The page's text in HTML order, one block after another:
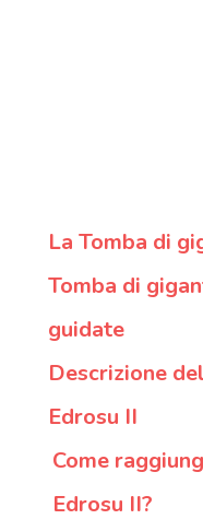
La Tomba di
Tomba di
guidate
Descrizione
Edrosu II
Come
Edrosu II?